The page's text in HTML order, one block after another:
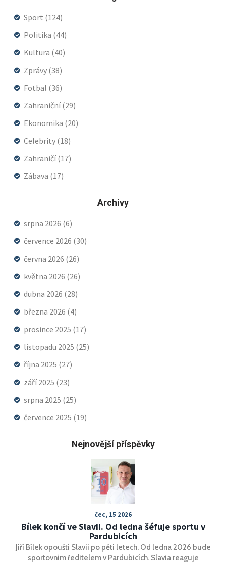
Sport (124)
Politika (44)
Kultura (40)
Zprávy (38)
Fotbal (36)
Zahraniční(29)
Ekonomika (20)
Celebrity (18)
Zahraničí(17)
Zábava (17)
Archivy
srpna 2026 (6)
července 2026 (30)
června 2026 (26)
května 2026 (26)
dubna 2026 (28)
března 2026 (4)
prosince 2025 (17)
listopadu 2025 (25)
října 2025 (27)
září 2025 (23)
srpna 2025 (25)
července 2025 (19)
Nejnovější příspěvky
čec, 15 2026
Bílek končí ve Slavii. Od ledna šéfuje sportu v
Pardubicích
Jiří Bílek opouští Slavii po pěti letech. Od ledna 2026 bude
sportovním ředitelem v Pardubicích. Slavia reaguje